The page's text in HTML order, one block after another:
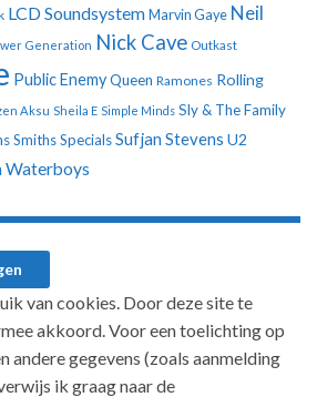
LCD Soundsystem Marvin Gaye Neil
Generation Nick Cave Outkast
Public EnemyQueen Ramones Rolling
Aksu Sheila E Simple Minds Sly & The Family
SmithsSpecialsSufjan Stevens U2
Waterboys
van cookies. Door deze site te
akkoord. Voor een toelichting op
andere gegevens (zoals aanmelding
ik graag naar de